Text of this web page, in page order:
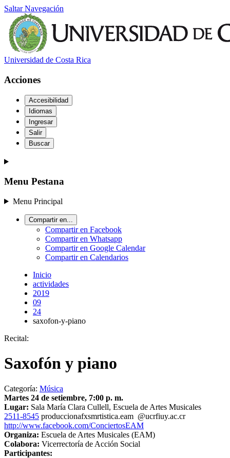
Saltar Navegación
Universidad de Costa Rica
Acciones
Accesibilidad
Idiomas
Ingresar
Salir
Buscar
Menu Pestana
Menu Principal
Compartir en...
Compartir en Facebook
Compartir en Whatsapp
Compartir en Google Calendar
Compartir en Calendarios
Inicio
actividades
2019
09
24
saxofon-y-piano
Recital:
Saxofón y piano
Categoría: Música
Martes 24 de setiembre, 7:00 p. m.
Lugar: Sala María Clara Cullell, Escuela de Artes Musicales
2511-8545 produccionafxsmrtistica.eam @ucrfiuy.ac.cr
http://www.facebook.com/ConciertosEAM
Organiza: Escuela de Artes Musicales (EAM)
Colabora: Vicerrectoría de Acción Social
Participantes: